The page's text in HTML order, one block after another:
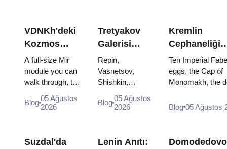
VDNKh'deki
Kozmos
Pavyonu:
Rusya'nın En
Büyük Uzay
Sergisinin
İçinde
A full-size Mir
module you can
walk through, the
model, scorched
120 pieces of
Blog05 Ağustos
2026
Tretyakov
Galerisi
Başyapıtları:
Görülecek
Eserler İçin
Seyahat
Planı
Repin,
Vasnetsov,
Shishkin,
and Surikov —
where they
Blog05 Ağustos
2026
Kremlin
Cephaneliği
Hazineleri:
Faberge
Yumurtaları,
Giyme
Ten Imperial
eggs, the Cap of
Monomakh, the
and the
Blog 05 Ağustos
Suzdal'da
Lenin Anıtı: